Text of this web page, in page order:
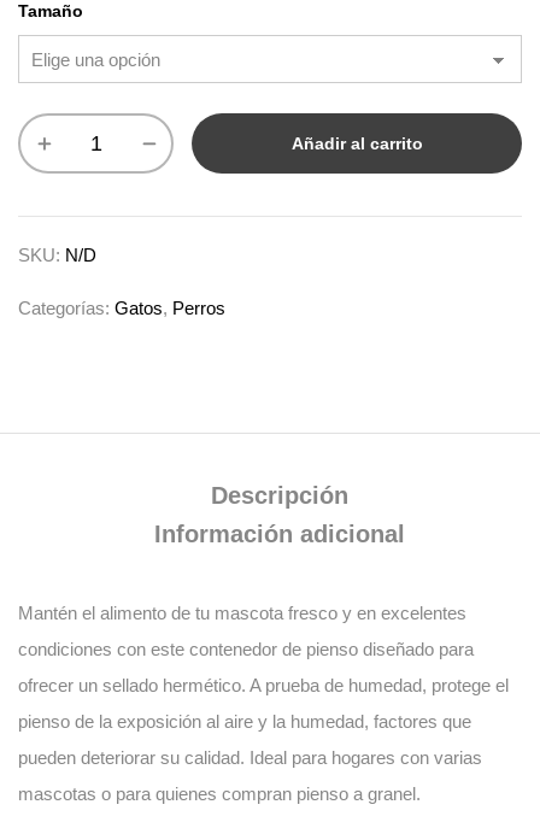
Tamaño
Añadir al carrito
SKU: N/D
Categorías: Gatos, Perros
Descripción
Información adicional
Mantén el alimento de tu mascota fresco y en excelentes
condiciones con este contenedor de pienso diseñado para
ofrecer un sellado hermético. A prueba de humedad, protege el
pienso de la exposición al aire y la humedad, factores que
pueden deteriorar su calidad. Ideal para hogares con varias
mascotas o para quienes compran pienso a granel.